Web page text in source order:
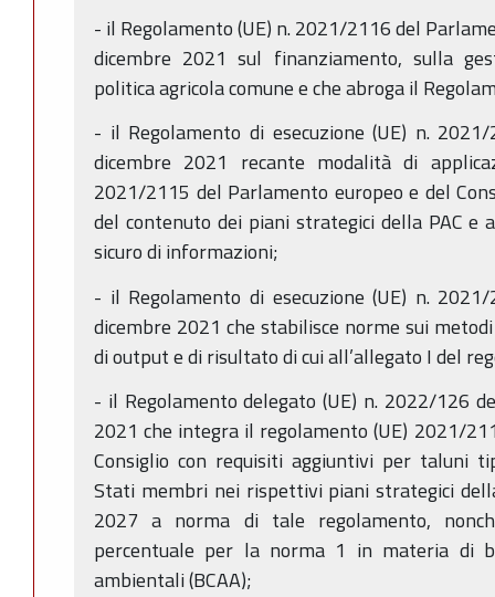
- il Regolamento (UE) n. 2021/2116 del
dicembre 2021 sul finanziamento, sulla
politica agricola comune e che abroga il
- il Regolamento di esecuzione (UE) n.
dicembre 2021 recante modalità di
2021/2115 del Parlamento europeo e del
del contenuto dei piani strategici della PAC e
sicuro di informazioni;
- il Regolamento di esecuzione (UE) n.
dicembre 2021 che stabilisce norme sui
di output e di risultato di cui all’allegato I del
- il Regolamento delegato (UE) n. 2022/126
2021 che integra il regolamento (UE) 2021/
Consiglio con requisiti aggiuntivi per taluni
Stati membri nei rispettivi piani strategici
2027 a norma di tale regolamento,
percentuale per la norma 1 in materia di
ambientali (BCAA);